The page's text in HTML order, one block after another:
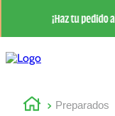
Preparados